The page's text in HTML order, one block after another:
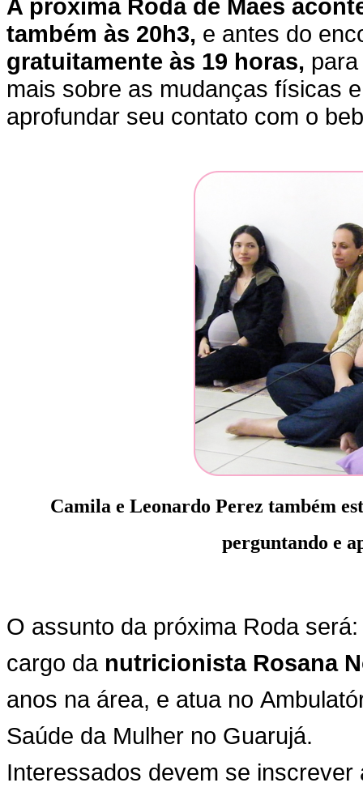
A próxima Roda de Mães
também às 20h3, e antes do
gratuitamente às 19 horas,
mais sobre as mudanças físicas
aprofundar seu contato com o
Camila e Leonardo Perez também
perguntando e
O assunto da próxima Roda
cargo da nutricionista Rosana
anos na área, e atua no
Saúde da Mulher no Guarujá.
Interessados devem se